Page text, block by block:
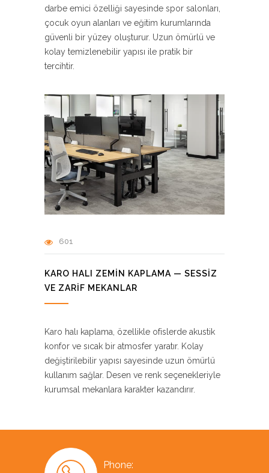
darbe emici özelliği sayesinde spor salonları,
çocuk oyun alanları ve eğitim kurumlarında
güvenli bir yüzey oluşturur. Uzun ömürlü ve
kolay temizlenebilir yapısı ile pratik bir
tercihtir.
601
KARO HALI ZEMIN KAPLAMA — SESSIZ
VE ZARIF MEKANLAR
Karo halı kaplama, özellikle ofislerde akustik
konfor ve sıcak bir atmosfer yaratır. Kolay
değiştirilebilir yapısı sayesinde uzun ömürlü
kullanım sağlar. Desen ve renk seçenekleriyle
kurumsal mekanlara karakter kazandırır.
Phone: